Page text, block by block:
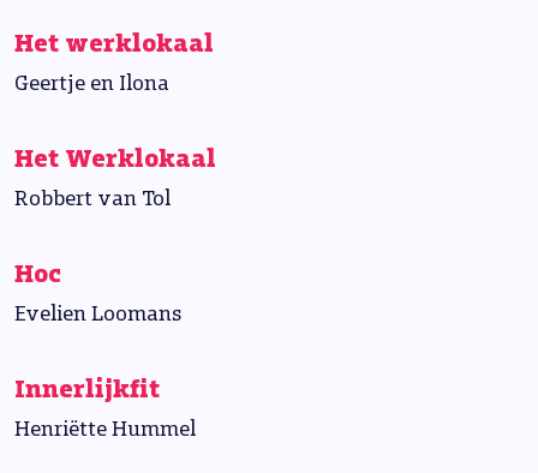
Het werklokaal
Geertje en Ilona
Het Werklokaal
Robbert van Tol
Hoc
Evelien Loomans
Innerlijkfit
Henriëtte Hummel